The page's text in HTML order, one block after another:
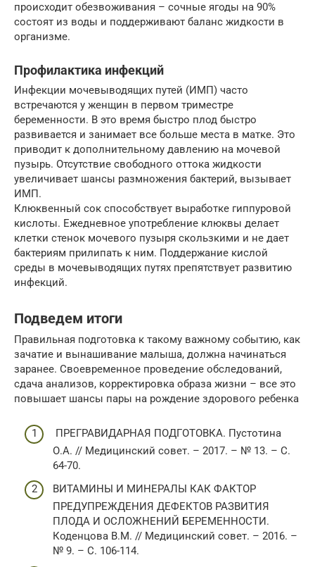
происходит обезвоживания – сочные ягоды на 90%
состоят из воды и поддерживают баланс жидкости в
организме.
Профилактика инфекций
Инфекции мочевыводящих путей (ИМП) часто
встречаются у женщин в первом триместре
беременности. В это время быстро плод быстро
развивается и занимает все больше места в матке. Это
приводит к дополнительному давлению на мочевой
пузырь. Отсутствие свободного оттока жидкости
увеличивает шансы размножения бактерий, вызывает
ИМП.
Клюквенный сок способствует выработке гиппуровой
кислоты. Ежедневное употребление клюквы делает
клетки стенок мочевого пузыря скользкими и не дает
бактериям прилипать к ним. Поддержание кислой
среды в мочевыводящих путях препятствует развитию
инфекций.
Подведем итоги
Правильная подготовка к такому важному событию, как
зачатие и вынашивание малыша, должна начинаться
заранее. Своевременное проведение обследований,
сдача анализов, корректировка образа жизни – все это
повышает шансы пары на рождение здорового ребенка
ПРЕГРАВИДАРНАЯ ПОДГОТОВКА. Пустотина
О.А. // Медицинский совет. – 2017. – № 13. – С.
64-70.
ВИТАМИНЫ И МИНЕРАЛЫ КАК ФАКТОР
ПРЕДУПРЕЖДЕНИЯ ДЕФЕКТОВ РАЗВИТИЯ
ПЛОДА И ОСЛОЖНЕНИЙ БЕРЕМЕННОСТИ.
Коденцова В.М. // Медицинский совет. – 2016. –
№ 9. – С. 106-114.